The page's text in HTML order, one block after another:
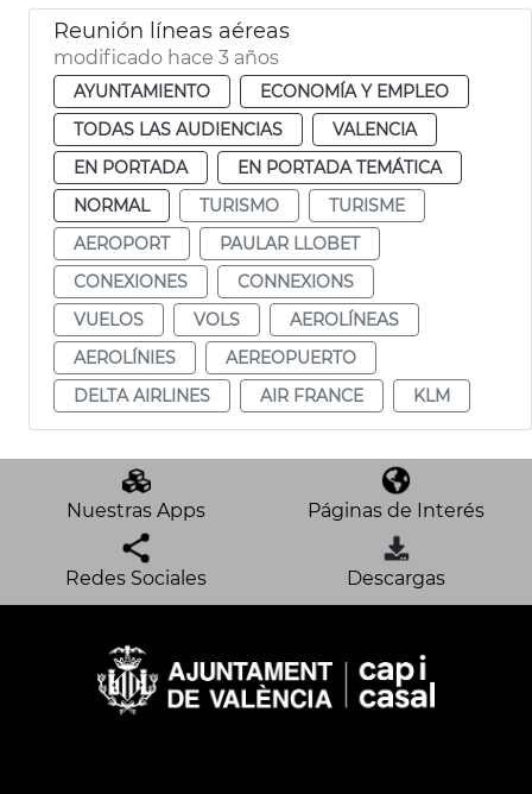
Reunión líneas aéreas
modificado hace 3 años
AYUNTAMIENTO
ECONOMÍA Y EMPLEO
TODAS LAS AUDIENCIAS
VALENCIA
EN PORTADA
EN PORTADA TEMÁTICA
NORMAL
TURISMO
TURISME
AEROPORT
PAULAR LLOBET
CONEXIONES
CONNEXIONS
VUELOS
VOLS
AEROLÍNEAS
AEROLÍNIES
AEREOPUERTO
DELTA AIRLINES
AIR FRANCE KLM
Nuestras Apps Páginas de Interés
Redes Sociales Descargas